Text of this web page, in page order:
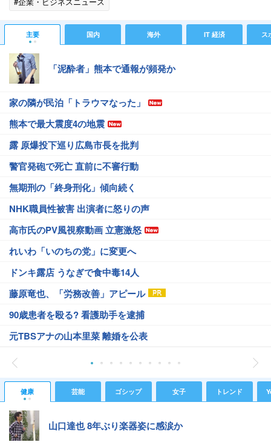
主要 国内 海外 IT 経済 ス
「泥酔者」熊本で通報が頻発か
家の隣が民泊「トラウマなった」
熊本で最大震度4の地震
露 原爆投下巡り広島市長を批判
警官発砲で死亡 直前に不審行動
無期刑の「終身刑化」傾向続く
NHK職員性被害 出演者に怒りの声
高市氏のPV風視察動画 立憲激怒
れいわ「いのちの党」に変更へ
ドンキ露店 うなぎで食中毒14人
藤原竜也、「労務改善」アピール
90歳患者を殴る? 看護助手を逮捕
元TBSアナの山本里菜 離婚を公表
健康 芸能 ゴシップ 女子 トレンド
山口達也 8年ぶり楽器姿に感涙か